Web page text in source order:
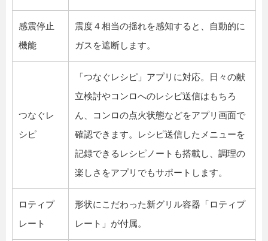
感震停止
機能
震度４相当の揺れを感知すると、自動的に
ガスを遮断します。
つなぐレ
シピ
「つなぐレシピ」アプリに対応。日々の献
立検討やコンロへのレシピ送信はもちろ
ん、コンロの点火状態などをアプリ画面で
確認できます。レシピ送信したメニューを
記録できるレシピノートも搭載し、調理の
楽しさをアプリでもサポートします。
ロティプ
レート
形状にこだわった新グリル容器「ロティプ
レート」が付属。